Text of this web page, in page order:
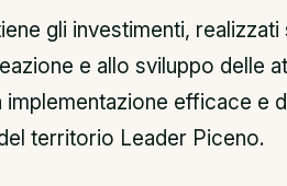
gli investimenti,
e allo sviluppo delle
efficace e
territorio Leader Piceno.